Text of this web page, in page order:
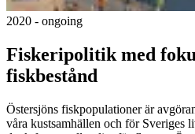
2020 - ongoing
Fiskeripolitik med
fiskbestånd
Östersjöns fiskpopulationer är
våra kustsamhällen och för Sveriges